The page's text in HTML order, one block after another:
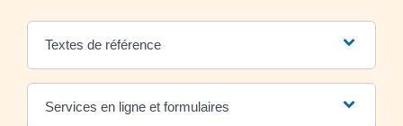
Textes de référence
Services en ligne et formulaires